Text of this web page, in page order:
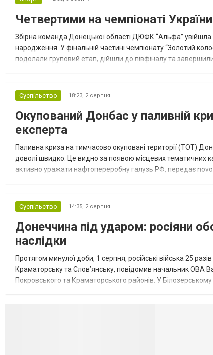
Четвертими на чемпіонаті
Збірна команда Донецької області ДЮФК “Альфа” увійшла
народження. У фінальній частині чемпіонату “Золотий
подолали груповий етап, дійшли до півфіналу та
Суспільство 18:23, 2 серпня
Окупований Донбас у паливній
експерта
Паливна криза на тимчасово окуповані території (ТОТ)
доволі швидко. Це видно за появою місцевих тематичних
активно уражати нафтопереробну галузь РФ, передає
Суспільство 14:35, 2 серпня
Донеччина під ударом: росіяни
наслідки
Протягом минулої доби, 1 серпня, російські війська 25
Краматорську та Слов’янську, повідомив начальник ОВА
Покровського та Краматорського районів. У